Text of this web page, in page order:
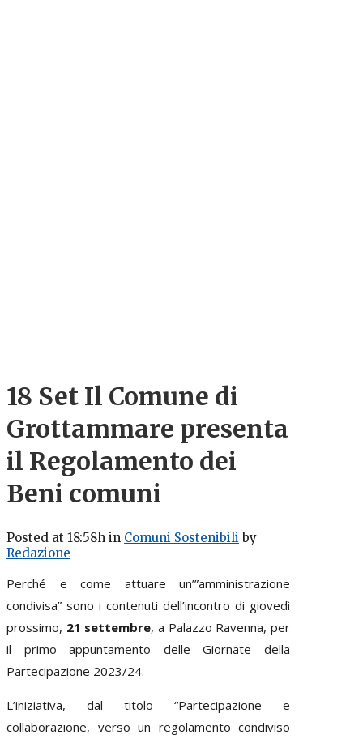
18 Set Il Comune di
Grottammare presenta
il Regolamento dei
Beni comuni
Posted at 18:58h in Comuni Sostenibili by
Redazione
Perché e come attuare un’”amministrazione
condivisa” sono i contenuti dell’incontro di giovedì
prossimo, 21 settembre, a Palazzo Ravenna, per
il primo appuntamento delle Giornate della
Partecipazione 2023/24.
L’iniziativa, dal titolo “Partecipazione e
collaborazione, verso un regolamento condiviso